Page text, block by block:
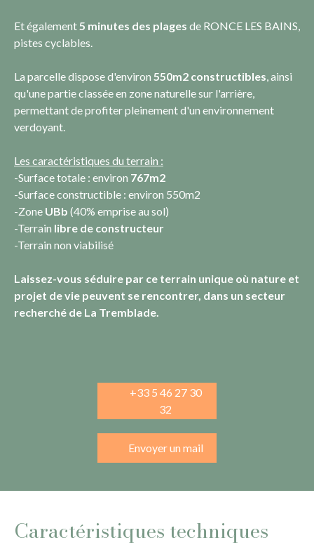
Et également5 minutes des plages de RONCE LES BAINS,
pistes cyclables.
La parcelle dispose d'environ 550m2 constructibles, ainsi
qu'une partie classée en zone naturelle sur l'arrière,
permettant de profiter pleinement d'un environnement
verdoyant.
Les caractéristiques du terrain :
-Surface totale : environ 767m2
-Surface constructible : environ 550m2
-Zone UBb (40% emprise au sol)
-Terrain libre de constructeur
-Terrain non viabilisé
Laissez-vous séduire par ce terrain unique où nature et
projet de vie peuvent se rencontrer, dans un secteur
recherché de La Tremblade.
+33 5 46 27 30
32
Envoyer un mail
Caractéristiques techniques